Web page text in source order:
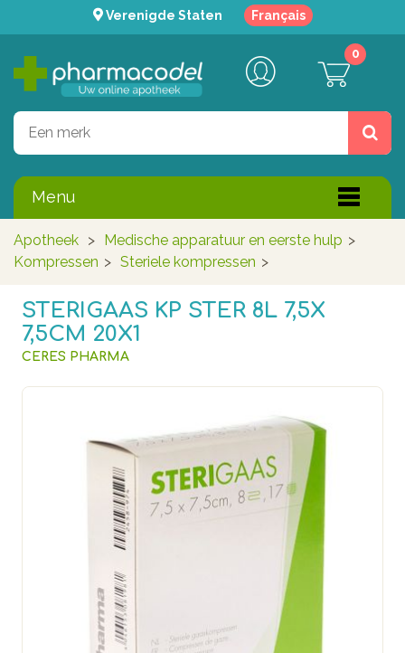
Verenigde Staten Français
0
Menu
Apotheek > Medische apparatuur en eerste hulp >
Kompressen > Steriele kompressen >
STERIGAAS KP STER 8L 7,5X
7,5CM 20X1
CERES PHARMA